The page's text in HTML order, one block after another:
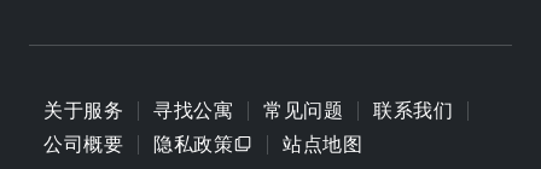
关于服务 寻找公寓 常见问题
联系我们
公司概要
隐私政策 站点地图